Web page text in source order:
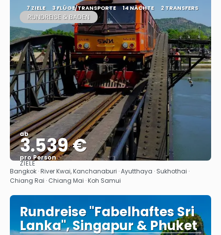
7 ZIELE 3 FLÜGE/TRANSPORTE 14 NÄCHTE 2 TRANSFERS
RUNDREISE & BADEN
ab
3.539 €
pro Person
Sehen
ZIELE
Bangkok · River Kwai, Kanchanaburi · Ayutthaya · Sukhothai ·
Chiang Rai · Chiang Mai · Koh Samui
Rundreise "Fabelhaftes Sri
Lanka", Singapur & Phuket